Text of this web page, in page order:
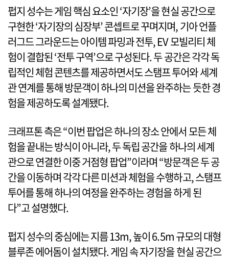
펍지 성수는 게임 핵심 요소인 ‘자기장’을 현실 공간으로
구현한 ‘자기장의 심장부’ 콘셉트로 꾸며지며, 기아 언플
러그드 그라운드는 아이템 파밍과 전투, EV 모빌리티 체
험이 결합된 ‘전투 구역’으로 구성된다. 두 공간은 각각 독
립적인 체험 콘텐츠를 제공하면서도 스탬프 투어와 세계
관 연계를 통해 방문객이 하나의 미션을 완주하는 듯한 경
험을 제공하도록 설계됐다.
크래프톤 측은 “이번 팝업은 하나의 장소 안에서 모든 체
험을 끝내는 방식이 아니라, 두 독립 공간을 하나의 세계
관으로 연결한 이중 거점형 팝업”이라며 “방문객은 두 공
간을 이동하며 각각 다른 미션과 체험을 수행하고, 스탬프
투어를 통해 하나의 여정을 완주하는 경험을 하게 된
다”고 설명했다.
펍지 성수의 중심에는 지름 13m, 높이 6.5m 규모의 대형
블루존 에어돔이 설치됐다. 게임 속 자기장을 현실 공간으